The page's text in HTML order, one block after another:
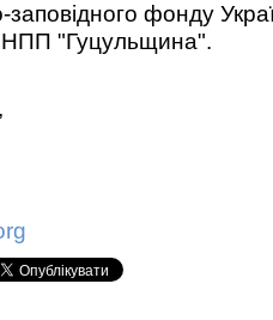
фонду
НПП "Гуцульщина".